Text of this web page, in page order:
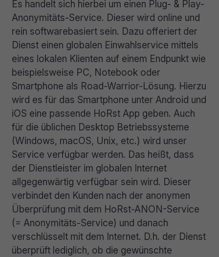
Es handelt sich hierbei um einen Plug- & Play-
Anonymitäts-Service. Dieser wird online und
rein softwarebasiert sein. Dazu offeriert der
Dienst einen globalen Einwahlservice mittels
eines lokalen Klienten auf einem Endpunkt wie
beispielsweise PC, Notebook oder
Smartphone als Road-Warrior-Lösung. Hierzu
wird es für das Smartphone unter Android und
iOS eine passende HoRst App geben. Auch
für die üblichen Desktop Betriebssysteme
(Windows, macOS, Unix, etc.) wird unser
Service verfügbar werden. Das heißt, dass
der Dienstleister im globalen Internet
allgegenwärtig verfügbar sein wird. Dieser
verbindet den Kunden nach der anonymen
Überprüfung mit dem HoRst-ANON-Service
(= Anonymitäts-Service) und danach
verschlüsselt mit dem Internet. D.h. der Dienst
überprüft lediglich, ob die gewünschte